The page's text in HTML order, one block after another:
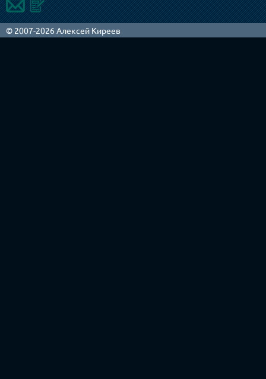
© 2007-2026 Алексей Киреев